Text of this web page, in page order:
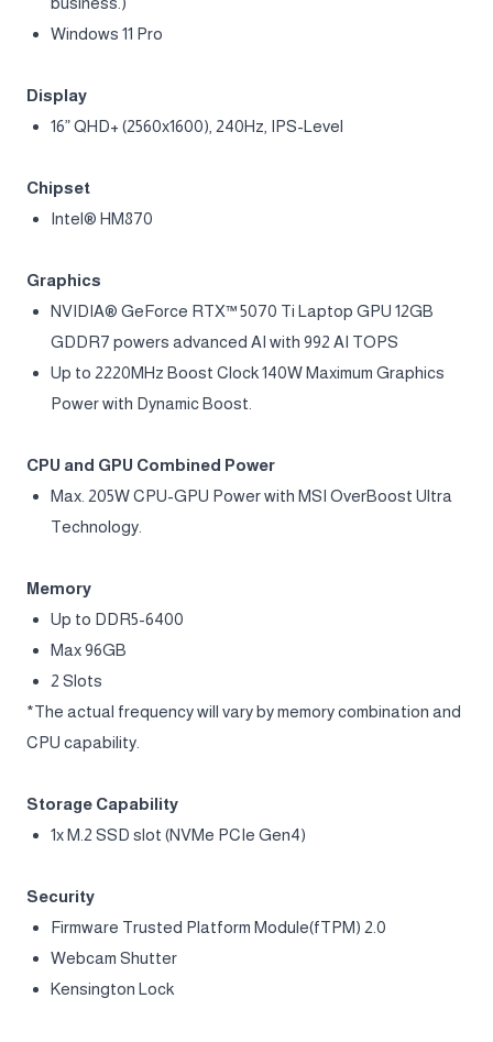
Specifications of the MSI Vector 16
HX AI A2XWHG Laptop
Up to Intel® Core™ Ultra 7 255HX series processor
Windows 11 Home (MSI recommends Windows 11 Pro for
business.)
Windows 11 Pro
Display
Chipset
Intel® HM870
Graphics
NVIDIA® GeForce RTX™ 5070 Ti Laptop GPU 12GB
GDDR7 powers advanced AI with 992 AI TOPS
Up to 2220MHz Boost Clock 140W Maximum Graphics
Power with Dynamic Boost.
Max. 205W CPU-GPU Power with MSI OverBoost Ultra
Technology.
Memory
Up to DDR5-6400
Max 96GB
2 Slots